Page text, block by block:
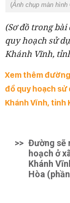
(Ảnh chụp màn hình
(Sơ đồ trong
quy hoạch sử
Khánh Vĩnh,
Xem thêm
đồ quy hoạch
Khánh Vĩnh, tỉnh
>> Đường sẽ
hoạch ở
Khánh
Hòa